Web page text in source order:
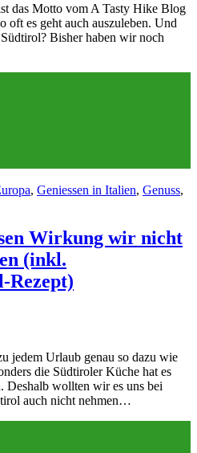
das Motto vom A Tasty Hike Blog
oft es geht auch auszuleben. Und
Bisher haben wir noch
, Geniessen in Italien, Genuss,
Wirkung wir nicht
(inkl.
Rezept)
jedem Urlaub genau so dazu wie
die Südtiroler Küche hat es
Deshalb wollten wir es uns bei
auch nicht nehmen…